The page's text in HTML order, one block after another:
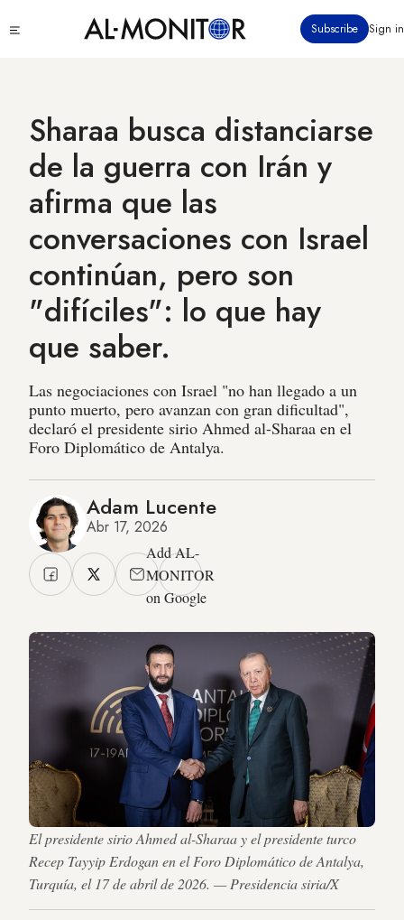
Subscribe Sign in
Sharaa busca distanciarse
de la guerra con Irán y
afirma que las
conversaciones con Israel
continúan, pero son
"difíciles": lo que hay
que saber.
Las negociaciones con Israel "no han llegado a un
punto muerto, pero avanzan con gran dificultad",
declaró el presidente sirio Ahmed al-Sharaa en el
Foro Diplomático de Antalya.
Adam Lucente
Abr 17, 2026
Add AL-
MONITOR
on Google
El presidente sirio Ahmed al-Sharaa y el presidente turco
Recep Tayyip Erdogan en el Foro Diplomático de Antalya,
Turquía, el 17 de abril de 2026. — Presidencia siria/X